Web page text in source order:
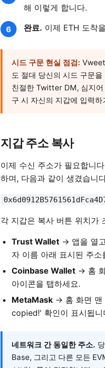
해 이렇게 합니다.
완료. 이제 ETH 도착
시드 구문 현실 점검:
도 절대 당신의 시드 구문
친절한 Twitter DM, 심지
구 시 자신의 지갑에 입력
지갑 주소 복사
이제 수신 주소가 필요합니
하며, 다음과 같이 생겼습니
각 지갑은 복사 버튼 위치가
Trust Wallet → 앱을 열
자 이름 아래 표시된 주소
Coinbase Wallet → 홈
아이콘을 탭하세요.
MetaMask → 홈 화면 맨
copied!' 확인이 표시됩니
네트워크 간 동일한 주소.
Base, 그리고 다른 모든